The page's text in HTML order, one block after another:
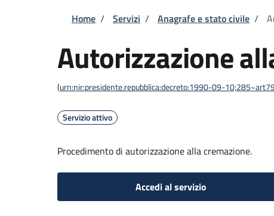
Briciole di pane
Home / Servizi / Anagrafe e stato civile /
Autorizzazione
(urn:nir:presidente.repubblica:decreto:1990-09-
Servizio attivo
Procedimento di autorizzazione alla cremazione.
Accedi al servizio